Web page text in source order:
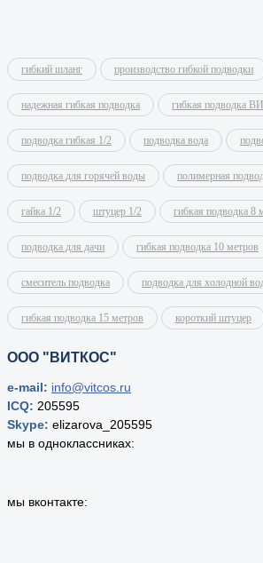
гибкий шланг производство гибкой подводки
надежная гибкая подводка гибкая подводка
подводка гибкая 1/2 подводка вода
подводка для горячей воды полимерная
гайка 1/2 штуцер 1/2 гибкая подводка 8
подводка для дачи гибкая подводка 10 метров
смеситель подводка подводка для холодной
гибкая подводка 15 метров короткий штуцер
ООО "ВИТКОС"
e-mail: info@vitcos.ru
ICQ: 205595
Skype: elizarova_205595
мы в одноклассниках:
мы вконтакте: